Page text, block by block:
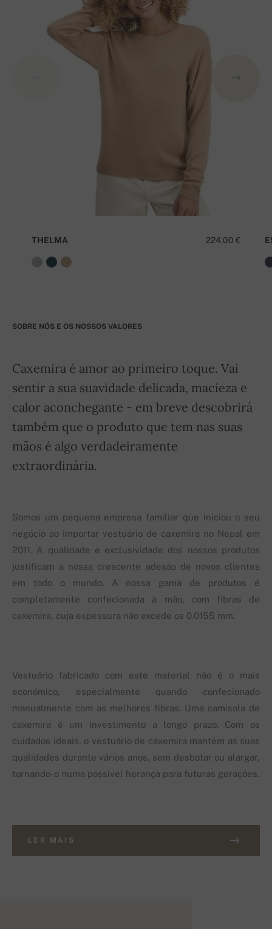
224,00 €
THELMA
SOBRE NÓS E OS NOSSOS VALORES
Caxemira é amor ao primeiro toque. Vai
sentir a sua suavidade delicada, macieza e
calor aconchegante - em breve descobrirá
também que o produto que tem nas suas
mãos é algo verdadeiramente
extraordinária.
Somos um pequena empresa familiar que iniciou o seu
negócio ao importar vestuário de caxemira no Nepal em
2011. A qualidade e exclusividade dos nossos produtos
justificam a nossa crescente adesão de novos clientes
em todo o mundo. A nossa gama de produtos é
completamente confecionada à mão, com fibras de
caxemira, cuja espessura não excede os 0.0155 mm.
Vestuário fabricado com este material não é o mais
económico, especialmente quando confecionado
manualmente com as melhores fibras. Uma camisola de
caxemira é um investimento a longo prazo. Com os
cuidados ideais, o vestuário de caxemira mantém as suas
qualidades durante vários anos, sem desbotar ou alargar,
tornando-o numa possível herança para futuras gerações.
LER MAIS